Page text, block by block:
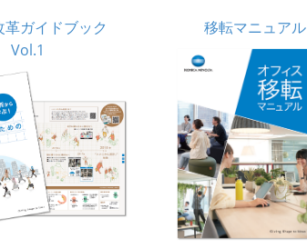
ガイドブック
Vol.1
移転マニュアル